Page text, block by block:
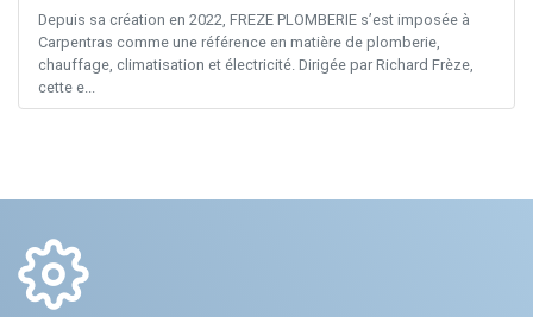
Depuis sa création en 2022, FREZE PLOMBERIE s’est imposée à
Carpentras comme une référence en matière de plomberie,
chauffage, climatisation et électricité. Dirigée par Richard Frèze,
cette e...